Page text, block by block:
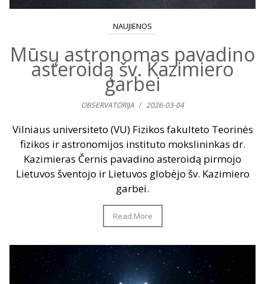
NAUJIENOS
Mūsų astronomas pavadino
asteroidą šv. Kazimiero
garbei
OBSERVATORIJA / 2026-03-04
Vilniaus universiteto (VU) Fizikos fakulteto Teorinės
fizikos ir astronomijos instituto mokslininkas dr.
Kazimieras Černis pavadino asteroidą pirmojo
Lietuvos šventojo ir Lietuvos globėjo šv. Kazimiero
garbei.
Read More